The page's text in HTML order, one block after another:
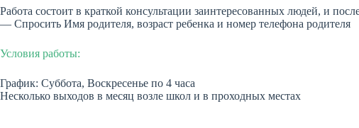
Работа состоит в краткой консультации заинтересованных людей, и
— Спросить Имя родителя, возраст ребенка и номер телефона родителя
Условия работы:
График: Суббота, Воскресенье по 4 часа
Несколько выходов в месяц возле школ и в проходных местах